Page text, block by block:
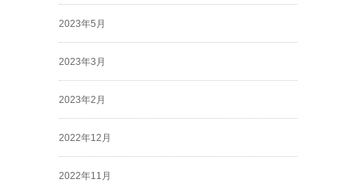
2023年5月
2023年3月
2023年2月
2022年12月
2022年11月